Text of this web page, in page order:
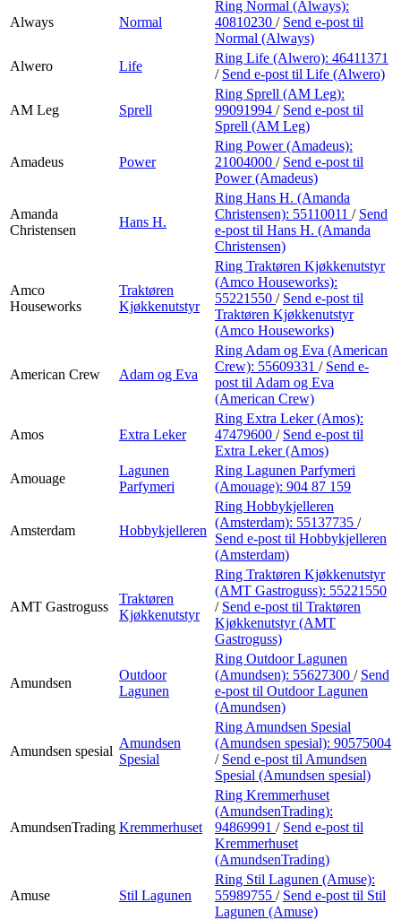
Always Normal
Ring Normal (Always):
40810230 / Send e-post til
Normal (Always)
Alwero
Life
Ring Life (Alwero): 46411371
/ Send e-post til Life (Alwero)
AM Leg Sprell
Ring Sprell (AM Leg):
99091994 / Send e-post til
Sprell (AM Leg)
Amadeus Power
Ring Power (Amadeus):
21004000 / Send e-post til
Power (Amadeus)
Amanda
Christensen
Hans H.
Ring Hans H. (Amanda
Christensen): 55110011 / Send
e-post til Hans H. (Amanda
Christensen)
Amco
Houseworks
Traktøren
Kjøkkenutstyr
Ring Traktøren Kjøkkenutstyr
(Amco Houseworks):
55221550 / Send e-post til
Traktøren Kjøkkenutstyr
(Amco Houseworks)
American Crew Adam og Eva
Ring Adam og Eva (American
Crew): 55609331 / Send e-
post til Adam og Eva
(American Crew)
Amos Extra Leker
Ring Extra Leker (Amos):
47479600 / Send e-post til
Extra Leker (Amos)
Amouage
Lagunen
Parfymeri
Ring Lagunen Parfymeri
(Amouage): 904 87 159
Amsterdam Hobbykjelleren
Ring Hobbykjelleren
(Amsterdam): 55137735 /
Send e-post til Hobbykjelleren
(Amsterdam)
AMT Gastroguss
Traktøren
Kjøkkenutstyr
Ring Traktøren Kjøkkenutstyr
(AMT Gastroguss): 55221550
/ Send e-post til Traktøren
Kjøkkenutstyr (AMT
Gastroguss)
Amundsen
Outdoor
Lagunen
Ring Outdoor Lagunen
(Amundsen): 55627300 / Send
e-post til Outdoor Lagunen
(Amundsen)
Amundsen spesial
Amundsen
Spesial
Ring Amundsen Spesial
(Amundsen spesial): 90575004
/ Send e-post til Amundsen
Spesial (Amundsen spesial)
AmundsenTrading Kremmerhuset
Ring Kremmerhuset
(AmundsenTrading):
94869991 / Send e-post til
Kremmerhuset
(AmundsenTrading)
Amuse Stil Lagunen
Ring Stil Lagunen (Amuse):
55989755 / Send e-post til Stil
Lagunen (Amuse)